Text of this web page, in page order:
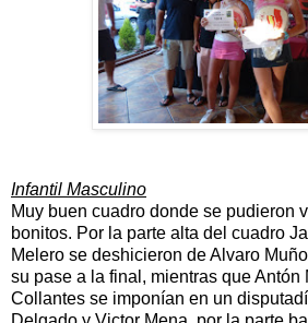
Infantil Masculino
Muy buen cuadro donde se pudieron
bonitos. Por la parte alta del cuadro
Melero se deshicieron de Alvaro
su pase a la final, mientras que Antón
Collantes se imponían en un